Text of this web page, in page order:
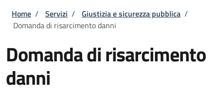
Briciole di pane
Home / Servizi / Giustizia e sicurezza pubblica /
Domanda di risarcimento danni
Domanda di risarcimento
danni